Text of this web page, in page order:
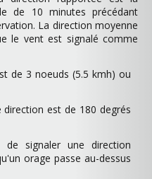
de 10 minutes précédant
La direction moyenne
le vent est signalé comme
de 3 noeuds (5.5 kmh) ou
est de 180 degrés
signaler une direction
orage passe au-dessus